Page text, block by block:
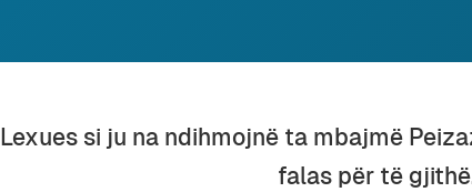
Nëse ju pëlqeu ky shkrim, lutemi konsideroni të
në shenjë mirëkuptimi dhe
Lexues si ju na ndihmojnë ta mbajmë
falas për të